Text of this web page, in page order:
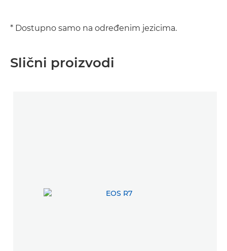
* Dostupno samo na određenim jezicima.
Slični proizvodi